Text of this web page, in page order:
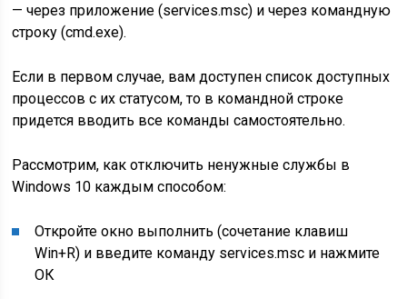
— через приложение (services.msc) и через командную
строку (cmd.exe).
Если в первом случае, вам доступен список доступных
процессов с их статусом, то в командной строке
придется вводить все команды самостоятельно.
Рассмотрим, как отключить ненужные службы в
Windows 10 каждым способом:
Откройте окно выполнить (сочетание клавиш
Win+R) и введите команду services.msc и нажмите
ОК